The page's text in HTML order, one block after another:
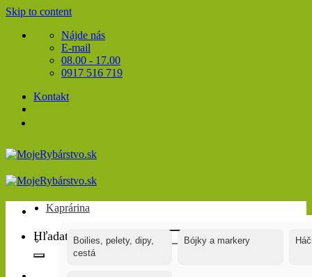
Skip to content
Nájde nás
E-mail
08.00 - 17.00
0917 516 719
Kontakt
Hľadať:
Kaprárina
Boilies, pelety, dipy,
cestá
Bójky a markery